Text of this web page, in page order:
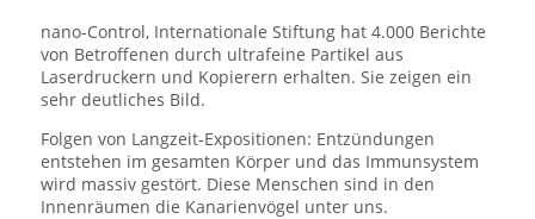
nano-Control, Internationale Stiftung hat 4.000 Berichte
von Betroffenen durch ultrafeine Partikel aus
Laserdruckern und Kopierern erhalten. Sie zeigen ein
sehr deutliches Bild.
Folgen von Langzeit-Expositionen: Entzündungen
entstehen im gesamten Körper und das Immunsystem
wird massiv gestört. Diese Menschen sind in den
Innenräumen die Kanarienvögel unter uns.